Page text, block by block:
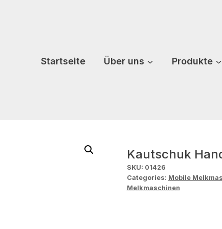
Startseite Über uns Produkte
Kautschuk
SKU: 01426
Categories: Mobile
Melkmaschinen